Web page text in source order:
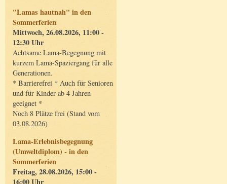
"Lamas hautnah" in den
Sommerferien
Mittwoch, 26.08.2026, 11:00 -
12:30 Uhr
Achtsame Lama-Begegnung mit
kurzem Lama-Spaziergang für alle
Generationen.
* Barrierefrei * Auch für Senioren
und für Kinder ab 4 Jahren
geeignet *
Noch 8 Plätze frei (Stand vom
03.08.2026)
Lama-Erlebnisbegegnung
(Umweltdiplom) - in den
Sommerferien
Freitag, 28.08.2026, 15:00 -
16:00 Uhr